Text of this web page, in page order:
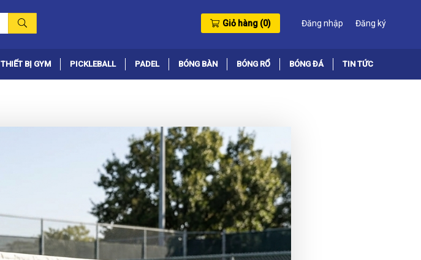
Giỏ hàng (0) Đăng nhập Đăng ký
THIẾT BỊ GYM PICKLEBALL PADEL BÓNG BÀN BÓNG RỔ BÓNG ĐÁ TIN TỨC